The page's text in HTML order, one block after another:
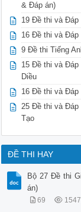
& Đáp án)
19 Đề thi và Đáp
16 Đề thi và Đáp
9 Đề thi Tiếng
15 Đề thi và Đáp
Diều
16 Đề thi và
25 Đề thi và Đáp
Tạo
ĐỀ THI HAY
Bộ 27 Đề thi
án)
69